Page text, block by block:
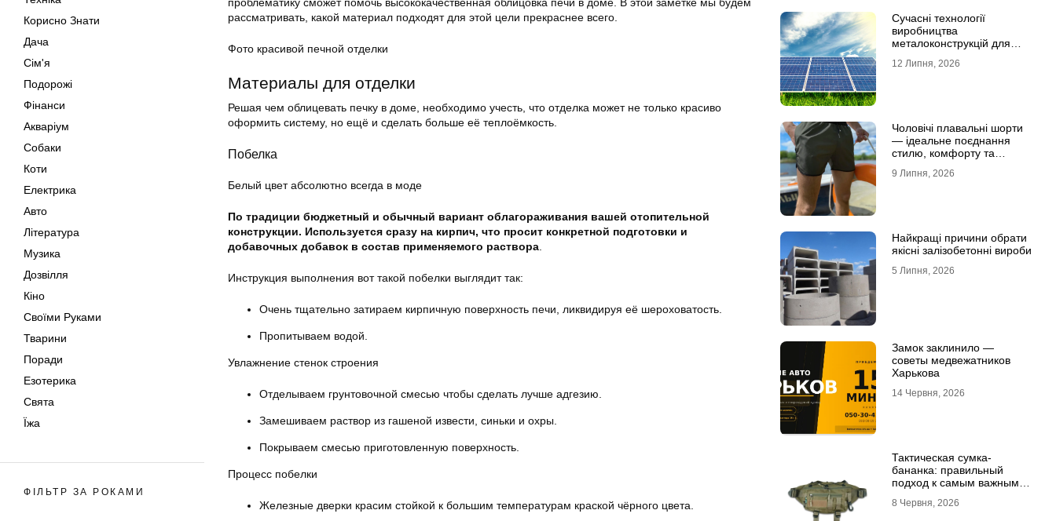
Корисно Знати
Дача
Сім'я
Подорожі
Фінанси
Акваріум
Собаки
Коти
Електрика
Авто
Література
Музика
Дозвілля
Кіно
Своїми Руками
Тварини
Поради
Езотерика
Свята
Їжа
ФІЛЬТР ЗА РОКАМИ
проблематику сможет помочь высококачественная облицовка печи в доме. В этой заметке мы будем
рассматривать, какой материал подходят для этой цели прекраснее всего.
Фото красивой печной отделки
Материалы для отделки
Решая чем облицевать печку в доме, необходимо учесть, что отделка может не только красиво
оформить систему, но ещё и сделать больше её теплоёмкость.
Побелка
Белый цвет абсолютно всегда в моде
По традиции бюджетный и обычный вариант облагораживания вашей отопительной
конструкции. Используется сразу на кирпич, что просит конкретной подготовки и
добавочных добавок в состав применяемого раствора.
Инструкция выполнения вот такой побелки выглядит так:
Очень тщательно затираем кирпичную поверхность печи, ликвидируя её шероховатость.
Пропитываем водой.
Увлажнение стенок строения
Отделываем грунтовочной смесью чтобы сделать лучше адгезию.
Замешиваем раствор из гашеной извести, синьки и охры.
Покрываем смесью приготовленную поверхность.
Процесс побелки
Железные дверки красим стойкой к большим температурам краской чёрного цвета.
Сучасні технології
виробництва
металоконструкцій для
12 Липня, 2026
Чоловічі плавальні шорти
— ідеальне поєднання
стилю, комфорту та
9 Липня, 2026
Найкращі причини обрати
якісні залізобетонні вироби
5 Липня, 2026
Замок заклинило —
советы медвежатников
Харькова
14 Червня, 2026
Тактическая сумка-
бананка: правильный
подход к самым важным
8 Червня, 2026